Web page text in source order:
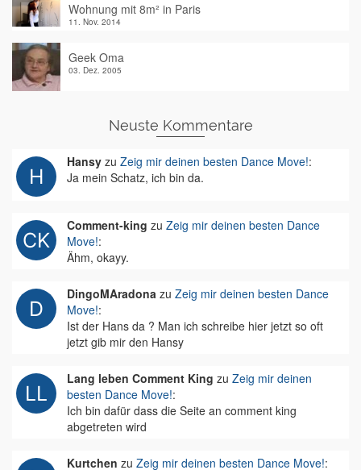
Wohnung mit 8m² in Paris
11. Nov. 2014
Geek Oma
03. Dez. 2005
Neuste Kommentare
Hansy zu Zeig mir deinen besten Dance Move!:
Ja mein Schatz, ich bin da.
Comment-king zu Zeig mir deinen besten Dance
Move!:
Ähm, okayy.
DingoMAradona zu Zeig mir deinen besten Dance
Move!:
Ist der Hans da ? Man ich schreibe hier jetzt so oft
jetzt gib mir den Hansy
Lang leben Comment King zu Zeig mir deinen
besten Dance Move!:
Ich bin dafür dass die Seite an comment king
abgetreten wird
Kurtchen zu Zeig mir deinen besten Dance Move!: